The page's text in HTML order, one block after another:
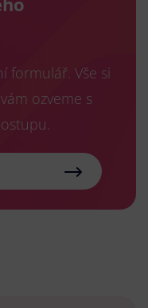
formulář. Vše si
ozveme s